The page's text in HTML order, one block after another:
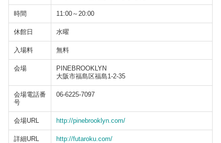
時間 11:00～20:00
休館日 水曜
入場料 無料
会場
PINEBROOKLYN
大阪市福島区福島1-2-35
会場電話番
号
06-6225-7097
会場URL http://pinebrooklyn.com/
詳細URL http://futaroku.com/